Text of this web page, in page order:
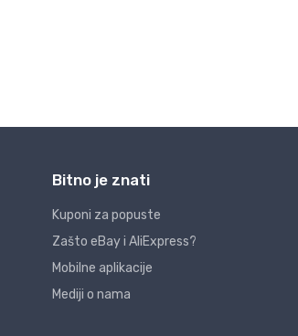
Bitno je znati
Kuponi za popuste
Zašto eBay i AliExpress?
Mobilne aplikacije
Mediji o nama